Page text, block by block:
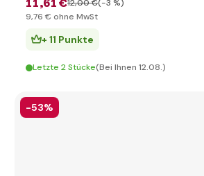
12,00 €(-3 %)
9,76 € ohne MwSt
+ 11 Punkte
Letzte 2 Stücke(Bei Ihnen 12.08.)
-53%